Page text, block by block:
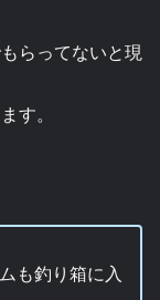
らってないと現
す。
も釣り箱に入